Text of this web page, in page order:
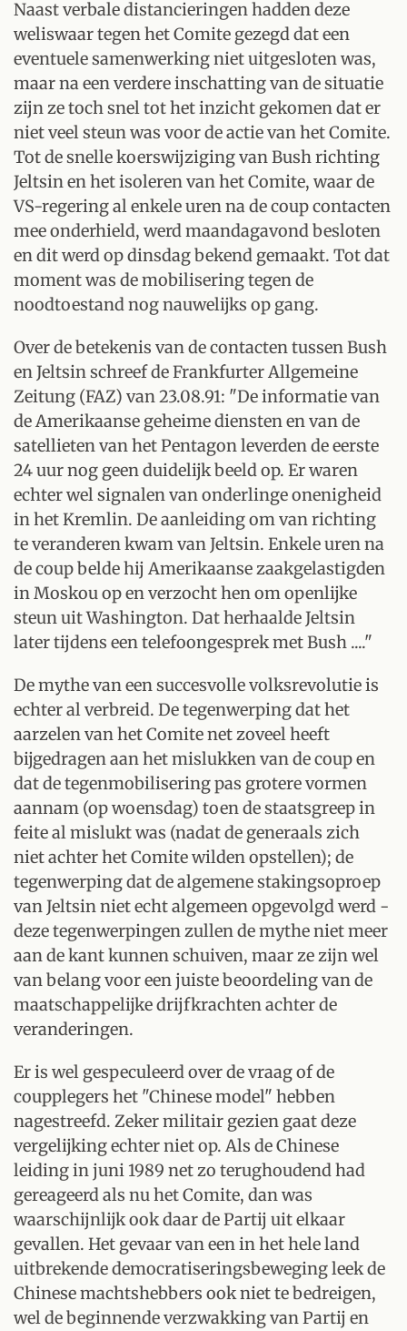
Naast verbale distancieringen hadden deze
weliswaar tegen het Comite gezegd dat een
eventuele samenwerking niet uitgesloten was,
maar na een verdere inschatting van de situatie
zijn ze toch snel tot het inzicht gekomen dat er
niet veel steun was voor de actie van het Comite.
Tot de snelle koerswijziging van Bush richting
Jeltsin en het isoleren van het Comite, waar de
VS-regering al enkele uren na de coup contacten
mee onderhield, werd maandagavond besloten
en dit werd op dinsdag bekend gemaakt. Tot dat
moment was de mobilisering tegen de
noodtoestand nog nauwelijks op gang.
Over de betekenis van de contacten tussen Bush
en Jeltsin schreef de Frankfurter Allgemeine
Zeitung (FAZ) van 23.08.91: "De informatie van
de Amerikaanse geheime diensten en van de
satellieten van het Pentagon leverden de eerste
24 uur nog geen duidelijk beeld op. Er waren
echter wel signalen van onderlinge onenigheid
in het Kremlin. De aanleiding om van richting
te veranderen kwam van Jeltsin. Enkele uren na
de coup belde hij Amerikaanse zaakgelastigden
in Moskou op en verzocht hen om openlijke
steun uit Washington. Dat herhaalde Jeltsin
later tijdens een telefoongesprek met Bush ...."
De mythe van een succesvolle volksrevolutie is
echter al verbreid. De tegenwerping dat het
aarzelen van het Comite net zoveel heeft
bijgedragen aan het mislukken van de coup en
dat de tegenmobilisering pas grotere vormen
aannam (op woensdag) toen de staatsgreep in
feite al mislukt was (nadat de generaals zich
niet achter het Comite wilden opstellen); de
tegenwerping dat de algemene stakingsoproep
van Jeltsin niet echt algemeen opgevolgd werd -
deze tegenwerpingen zullen de mythe niet meer
aan de kant kunnen schuiven, maar ze zijn wel
van belang voor een juiste beoordeling van de
maatschappelijke drijfkrachten achter de
veranderingen.
Er is wel gespeculeerd over de vraag of de
coupplegers het "Chinese model" hebben
nagestreefd. Zeker militair gezien gaat deze
vergelijking echter niet op. Als de Chinese
leiding in juni 1989 net zo terughoudend had
gereageerd als nu het Comite, dan was
waarschijnlijk ook daar de Partij uit elkaar
gevallen. Het gevaar van een in het hele land
uitbrekende democratiseringsbeweging leek de
Chinese machtshebbers ook niet te bedreigen,
wel de beginnende verzwakking van Partij en